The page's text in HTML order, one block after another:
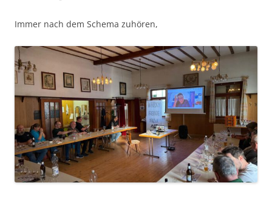
Immer nach dem Schema zuhören,